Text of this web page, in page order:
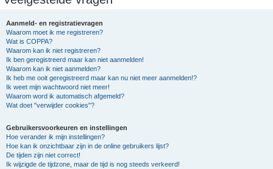
Aanmeld- en registratievragen
Waarom moet ik me registreren?
Wat is COPPA?
Waarom kan ik niet registreren?
Ik ben geregistreerd maar kan niet aanmelden!
Waarom kan ik niet aanmelden?
Ik heb me ooit geregistreerd maar kan nu niet meer aanmelden!?
Ik weet mijn wachtwoord niet meer!
Waarom word ik automatisch afgemeld?
Wat doet "verwijder cookies"?
Gebruikersvoorkeuren en instellingen
Hoe verander ik mijn instellingen?
Hoe kan ik onzichtbaar zijn in de online gebruikers lijst?
De tijden zijn niet correct!
Ik wijzigde de tijdzone, maar de tijd is nog steeds verkeerd!